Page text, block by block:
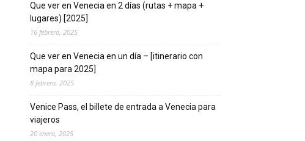
Que ver en Venecia en 2 días (rutas + mapa +
lugares) [2025]
16 febrero, 2025
Que ver en Venecia en un día – [itinerario con
mapa para 2025]
8 febrero, 2025
Venice Pass, el billete de entrada a Venecia para
viajeros
20 enero, 2025